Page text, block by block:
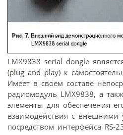
LMX9838 serial dongle
(plug and play) к
Имеет в своем составе
радиомодуль LMX9838, а
элементы для обеспечения
взаимодействия с внешними
посредством интерфейса RS-